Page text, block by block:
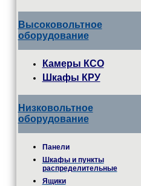
Высоковольтное
оборудование
Камеры КСО
Шкафы КРУ
Низковольтное
оборудование
Панели
Шкафы и пункты
распределительные
Ящики